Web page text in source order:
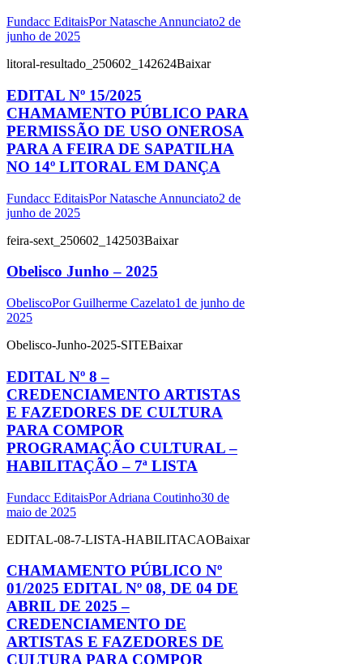
Fundacc EditaisPorNatasche Annunciato2 de
junho de 2025
litoral-resultado_250602_142624Baixar
EDITAL Nº 15/2025
CHAMAMENTO PÚBLICO PARA
PERMISSÃO DE USO ONEROSA
PARA A FEIRA DE SAPATILHA
NO 14º LITORAL EM DANÇA
Fundacc EditaisPorNatasche Annunciato2 de
junho de 2025
feira-sext_250602_142503Baixar
Obelisco Junho – 2025
ObeliscoPorGuilherme Cazelato1 de junho de
2025
Obelisco-Junho-2025-SITEBaixar
EDITAL Nº 8 –
CREDENCIAMENTO ARTISTAS
E FAZEDORES DE CULTURA
PARA COMPOR
PROGRAMAÇÃO CULTURAL –
HABILITAÇÃO – 7ª LISTA
Fundacc EditaisPorAdriana Coutinho30 de
maio de 2025
EDITAL-08-7-LISTA-HABILITACAOBaixar
CHAMAMENTO PÚBLICO Nº
01/2025 EDITAL Nº 08, DE 04 DE
ABRIL DE 2025 –
CREDENCIAMENTO DE
ARTISTAS E FAZEDORES DE
CULTURA PARA COMPOR